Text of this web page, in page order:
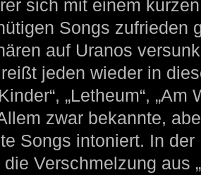
sich mit einem
Songs zufrieden
auf Uranos
reißt jeden wieder in
„Letheum“, „Am
zwar bekannte,
Songs intoniert. In
Verschmelzung aus